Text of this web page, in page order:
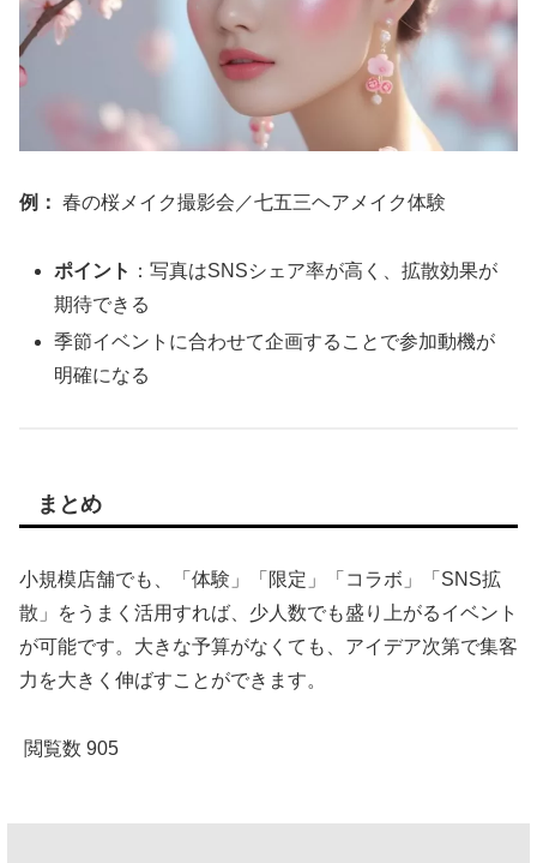
例： 春の桜メイク撮影会／七五三ヘアメイク体験
ポイント ：写真はSNSシェア率が高く、拡散効果が
期待できる
季節イベントに合わせて企画することで参加動機が
明確になる
まとめ
小規模店舗でも、「体験」「限定」「コラボ」「SNS拡
散」をうまく活用すれば、少人数でも盛り上がるイベント
が可能です。大きな予算がなくても、アイデア次第で集客
力を大きく伸ばすことができます。
閲覧数 905